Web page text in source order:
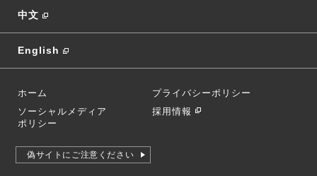
中文
English
ホーム
プライバシーポリシー
ソーシャルメディア
ポリシー
採用情報
偽サイトにご注意ください